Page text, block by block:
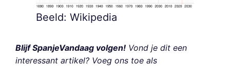
Beeld: Wikipedia
Blijf SpanjeVandaag volgen! Vond je dit een
interessant artikel? Voeg ons toe als